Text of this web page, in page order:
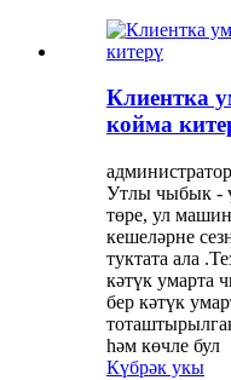
Клиентка
койма
Утлы чыбык -
төре, ул
кешеләрне
туктата ала
кәтүк умарта
бер кәтүк
һәм көчле бул
Күбрәк укы